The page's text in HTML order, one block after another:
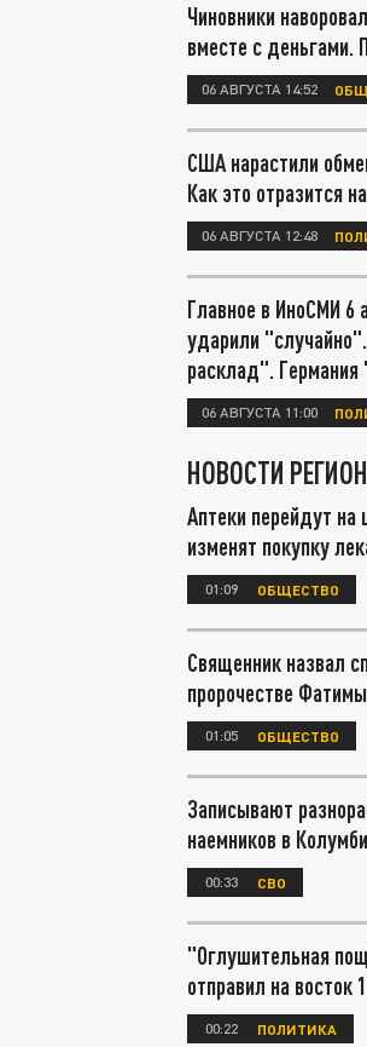
Чиновники
вместе с деньгами.
06 АВГУСТА 14:52
США нарастили
Как это отразится
06 АВГУСТА 12:48
Главное в ИноСМИ 6
ударили
расклад".
06 АВГУСТА 11:00
НОВОСТИ
Аптеки перейдут на
изменят покупку
01:09 ОБЩЕСТВО
Священник назвал
пророчестве Фатимы
01:05 ОБЩЕСТВО
Записывают
наемников в
00:33 СВО
"Оглушительная
отправил на восток
00:22 ПОЛИТИКА